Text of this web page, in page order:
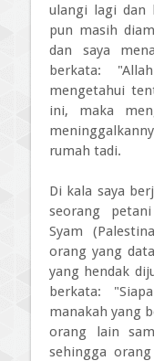
ulangi lagi dan
pun masih
dan saya
berkata:
mengetahui
ini, maka
rumah tadi.
Di kala saya
seorang
Syam
orang yang
yang hendak
berkata:
manakah yang
orang lain
sehingga